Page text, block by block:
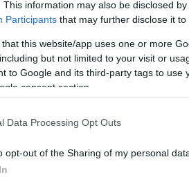
This information may also be disclosed
Participants that may further disclose it to
that this website/app uses one or more
but not limited to your visit or
to Google and its third-party tags to use
consent section.
Data Processing Opt Outs
opt-out of the Sharing of my personal